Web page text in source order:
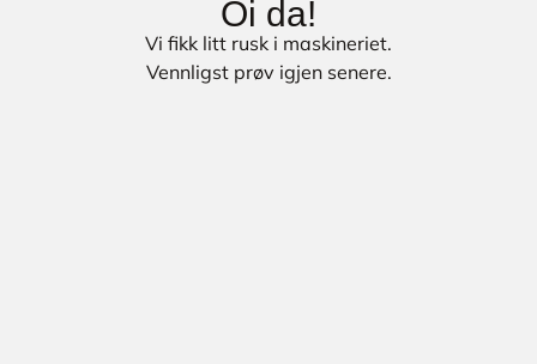
Oi da!
Vi fikk litt rusk i maskineriet.
Vennligst prøv igjen senere.